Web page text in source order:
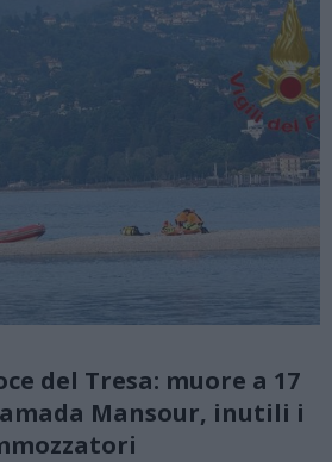
del Tresa: muore a 17
Mansour, inutili i